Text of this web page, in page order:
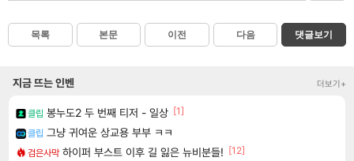
목록 본문 이전 다음 댓글보기
지금 뜨는 인벤 더보기+
클립 봉누도2 두 번째 티저 - 일상 [1]
클립 그냥 귀여운 상교용 부부 ㅋㅋ
검은사막 하이퍼 부스트 이후 길 잃은 뉴비분들! [12]